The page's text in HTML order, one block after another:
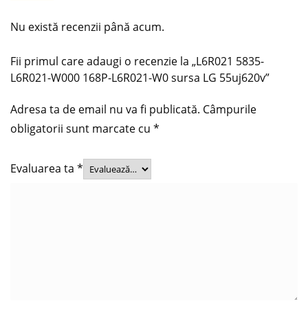
Nu există recenzii până acum.
Fii primul care adaugi o recenzie la „L6R021 5835-
L6R021-W000 168P-L6R021-W0 sursa LG 55uj620v”
Adresa ta de email nu va fi publicată. Câmpurile
obligatorii sunt marcate cu *
Evaluarea ta *